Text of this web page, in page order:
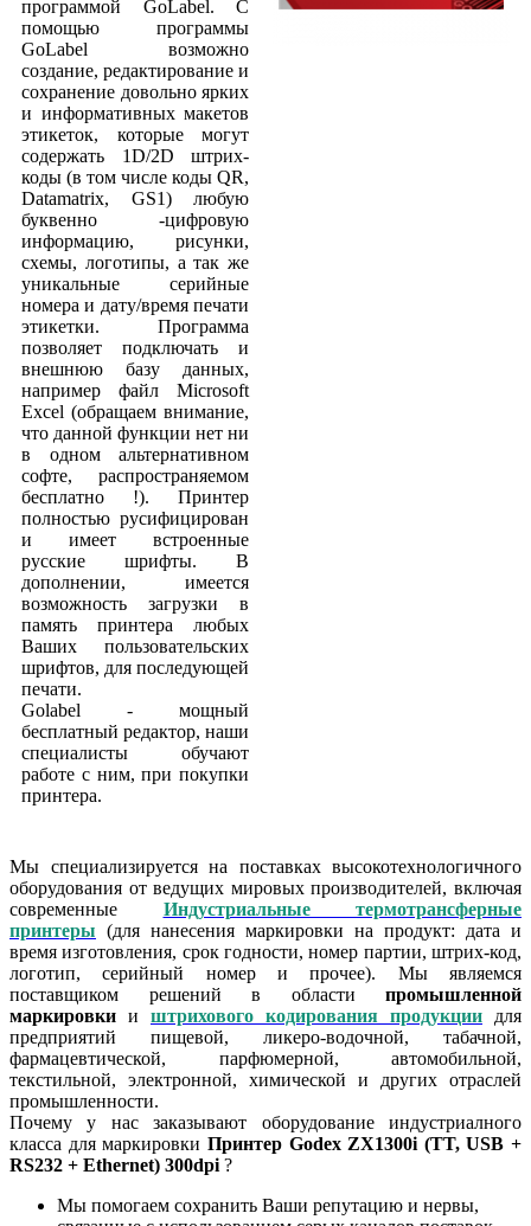
программой GoLabel. С
помощью программы
GoLabel возможно
создание, редактирование и
сохранение довольно ярких
и информативных макетов
этикеток, которые могут
содержать 1D/2D штрих-
коды (в том числе коды QR,
Datamatrix, GS1) любую
буквенно -цифровую
информацию, рисунки,
схемы, логотипы, а так же
уникальные серийные
номера и дату/время печати
этикетки. Программа
позволяет подключать и
внешнюю базу данных,
например файл Microsoft
Excel (обращаем внимание,
что данной функции нет ни
в одном альтернативном
софте, распространяемом
бесплатно !). Принтер
полностью русифицирован
и имеет встроенные
русские шрифты. В
дополнении, имеется
возможность загрузки в
память принтера любых
Ваших пользовательских
шрифтов, для последующей
печати.
Golabel - мощный
бесплатный редактор, наши
специалисты обучают
работе с ним, при покупки
принтера.
Мы специализируется на поставках высокотехнологичного
оборудования от ведущих мировых производителей, включая
современные Индустриальные термотрансферные
принтеры (для нанесения маркировки на продукт: дата и
время изготовления, срок годности, номер партии, штрих-код,
логотип, серийный номер и прочее). Мы являемся
поставщиком решений в области промышленной
маркировки и штрихового кодирования продукции для
предприятий пищевой, ликеро-водочной, табачной,
фармацевтической, парфюмерной, автомобильной,
текстильной, электронной, химической и других отраслей
промышленности.
Почему у нас заказывают оборудование индустриалного
класса для маркировки Принтер Godex ZX1300i (TT, USB +
RS232 + Ethernet) 300dpi ?
Мы помогаем сохранить Ваши репутацию и нервы,